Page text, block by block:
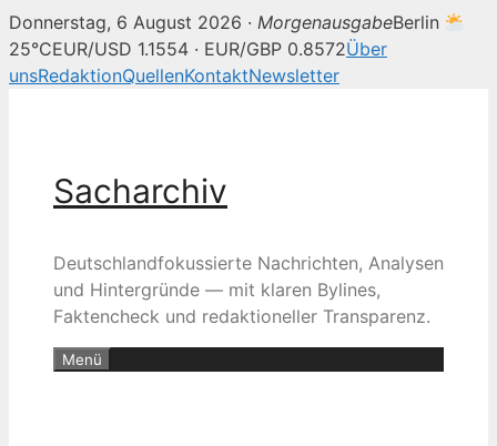
Donnerstag, 6 August 2026 · MorgenausgabeBerlin
25°CEUR/USD 1.1554 · EUR/GBP 0.8572Über
unsRedaktionQuellenKontaktNewsletter
Sacharchiv
Deutschlandfokussierte Nachrichten, Analysen
und Hintergründe — mit klaren Bylines,
Faktencheck und redaktioneller Transparenz.
Menü